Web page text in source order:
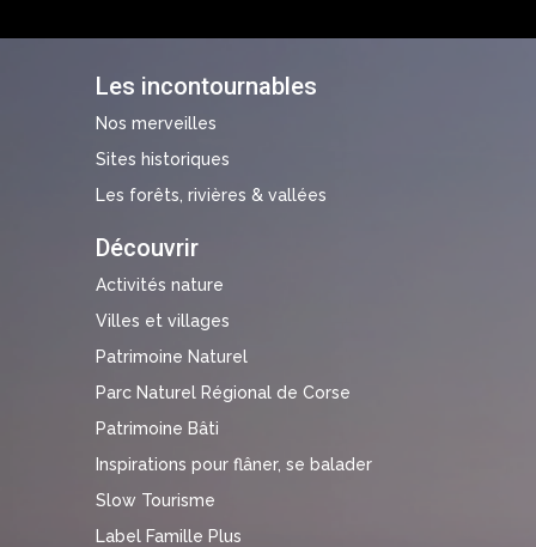
Les incontournables
Nos merveilles
Sites historiques
Les forêts, rivières & vallées
Découvrir
Activités nature
Villes et villages
Patrimoine Naturel
Parc Naturel Régional de Corse
Patrimoine Bâti
Inspirations pour flâner, se balader
Slow Tourisme
Label Famille Plus